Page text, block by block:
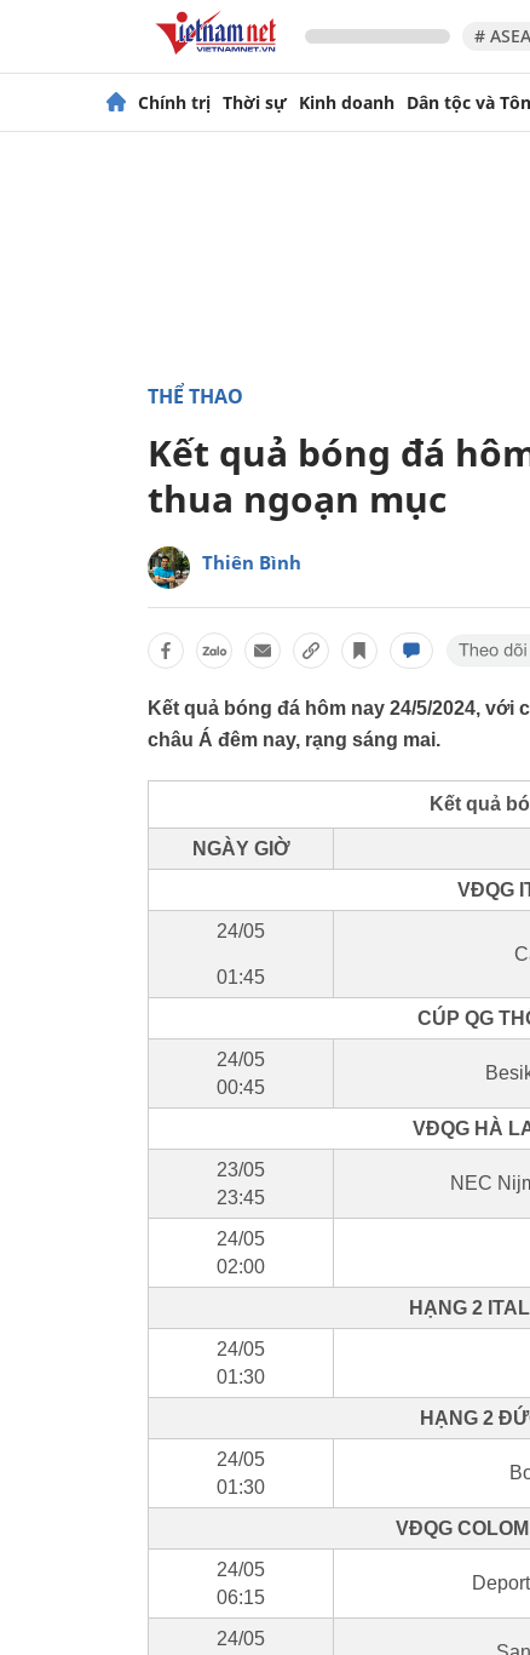
#
Chính trị Thời sự Kinh doanh Dân tộc và
THỂ THAO
Kết quả bóng đá
thua ngoạn mục
Thiên Bình
Kết quả bóng đá hôm nay 24/5/2024,
châu Á đêm nay, rạng sáng mai.
Kết quả
NGÀY GIỜ
VĐQG
24/05
01:45
CÚP QG
24/05
00:45
VĐQG HÀ
23/05
23:45
NEC
24/05
02:00
HẠNG 2
24/05
01:30
HẠNG 2
24/05
01:30
VĐQG
24/05
06:15
24/05